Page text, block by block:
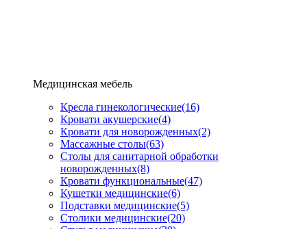
Медицинская мебель
Кресла гинекологические(16)
Кровати акушерские(4)
Кровати для новорожденных(2)
Массажные столы(63)
Столы для санитарной обработки
новорожденных(8)
Кровати функциональные(47)
Кушетки медицинские(6)
Подставки медицинские(5)
Столики медицинские(20)